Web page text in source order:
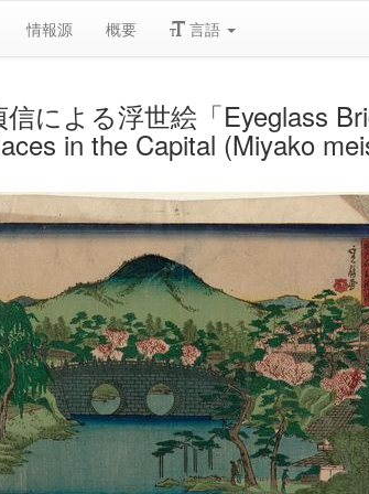
情報源 概要 言語
による浮世絵「Eyeglass
in the Capital (Miyako